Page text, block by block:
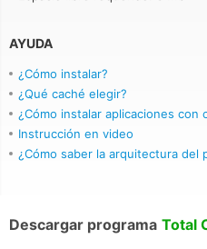
AYUDA
¿Cómo instalar?
¿Qué caché elegir?
¿Cómo instalar aplicaciones con
Instrucción en video
¿Cómo saber la arquitectura del
Descargar programa Total